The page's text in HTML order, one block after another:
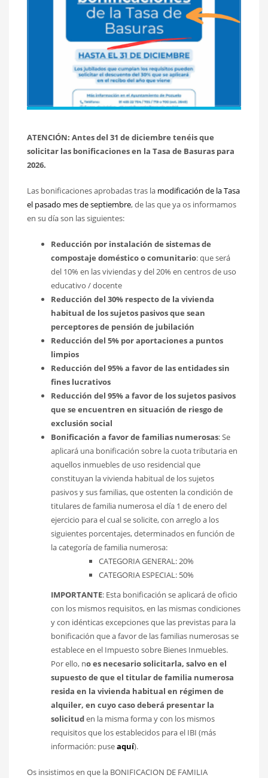
ATENCIÓN: Antes del 31 de diciembre tenéis que
solicitar las bonificaciones en la Tasa de Basuras para
2026.
Las bonificaciones aprobadas tras la modificación de la Tasa
el pasado mes de septiembre, de las que ya os informamos
en su día son las siguientes:
Reducción por instalación de sistemas de
compostaje doméstico o comunitario: que será
del 10% en las viviendas y del 20% en centros de uso
educativo / docente
Reducción del 30% respecto de la vivienda
habitual de los sujetos pasivos que sean
perceptores de pensión de jubilación
Reducción del 5% por aportaciones a puntos
limpios
Reducción del 95% a favor de las entidades sin
fines lucrativos
Reducción del 95% a favor de los sujetos pasivos
que se encuentren en situación de riesgo de
exclusión social
Bonificación a favor de familias numerosas: Se
aplicará una bonificación sobre la cuota tributaria en
aquellos inmuebles de uso residencial que
constituyan la vivienda habitual de los sujetos
pasivos y sus familias, que ostenten la condición de
titulares de familia numerosa el día 1 de enero del
ejercicio para el cual se solicite, con arreglo a los
siguientes porcentajes, determinados en función de
la categoría de familia numerosa:
CATEGORIA GENERAL: 20%
CATEGORIA ESPECIAL: 50%
IMPORTANTE: Esta bonificación se aplicará de oficio
con los mismos requisitos, en las mismas condiciones
y con idénticas excepciones que las previstas para la
bonificación que a favor de las familias numerosas se
establece en el Impuesto sobre Bienes Inmuebles.
Por ello, no es necesario solicitarla, salvo en el
supuesto de que el titular de familia numerosa
resida en la vivienda habitual en régimen de
alquiler, en cuyo caso deberá presentar la
solicituden la misma forma y con los mismos
requisitos que los establecidos para el IBI (más
información: puseaquí).
Os insistimos en que la BONIFICACION DE FAMILIA